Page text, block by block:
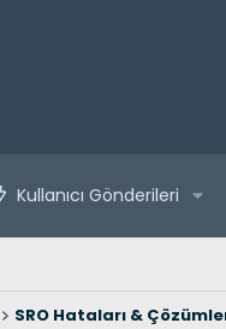
Kullanıcı Gönderileri
SRO Hataları &